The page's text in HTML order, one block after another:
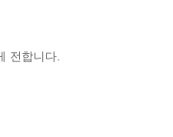
전합니다.